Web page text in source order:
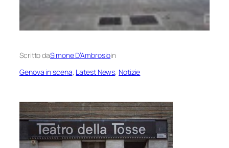
Scritto daSimone D’Ambrosioin
Genova in scena, Latest News, Notizie